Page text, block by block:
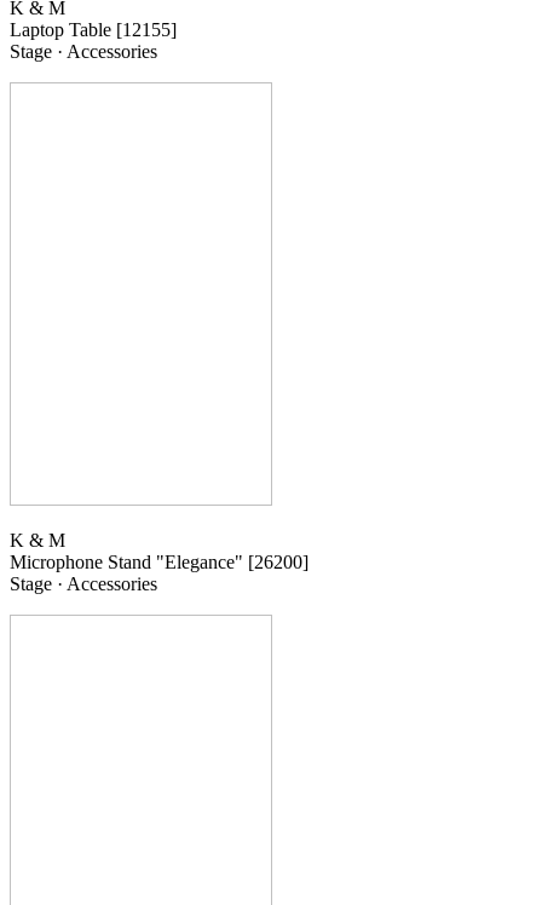
K & M
Laptop Table [12155]
Stage · Accessories
K & M
Microphone Stand "Elegance" [26200]
Stage · Accessories